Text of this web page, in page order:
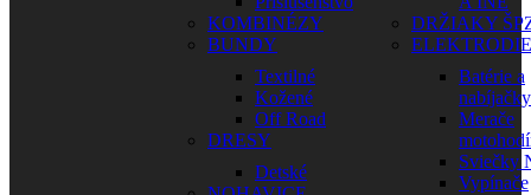
KOMBINÉZY
BUNDY
Textilné
Kožené
Off Road
DRESY
Detské
DRŽIAKY
Batérie a
nabíjačky
Merače
Sviečky
Vypínače